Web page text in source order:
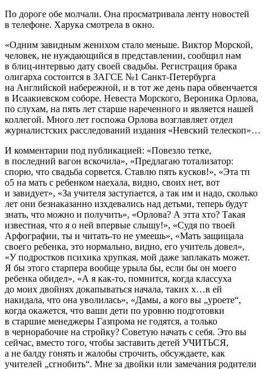
По дороге обе молчали. Она просматривала ленту новостей
в телефоне. Харука смотрела в окно.
«Одним завидным женихом стало меньше. Виктор Морской,
человек, не нуждающийся в представлении, сообщил нам
в блиц-интервью дату своей свадьбы. Регистрация брака
олигарха состоится в ЗАГСЕ №1 Санкт-Петербурга
на Английской набережной, и в тот же день пара обвенчается
в Исаакиевском соборе. Невеста Морского, Вероника Орлова,
по слухам, на пять лет старше нареченного и является нашей
коллегой. Много лет госпожа Орлова возглавляет отдел
журналистских расследований издания «Невский телескоп»…
И комментарии под публикацией: «Повезло тетке,
в последний вагон вскочила», «Предлагаю тотализатор:
спорю, что свадьба сорвется. Ставлю пять кусков!», «Эта тп
о5 на мать с ребенком наехала, видно, своих нет, вот
и завидует», «За учителя заступается, а так им и надо, сколько
лет они безнаказанно изхдевались над детьми, теперь будут
знать, что можно и получить», «Орлова? А этта хто? Такая
известная, что я о ней впервые слышу!», «Судя по твоей
Арфографии, ты и читать-то не умеешь», «Мать защищала
своего ребенка, это нормально, видно, его учитель довел»,
«Уподростков психика хрупкая, мой даже заплакать может.
Я бы этого старпера вообще урыла бы, если бы он моего
ребенка обидел», «А я как-то, помнится, когда классуха
до моих двойнях докапываться начала, таких х…в ей
накидала, что она уволилась», «Дамы, а кого вы „уроете“,
когда окажется, что ваши дети по уровню подготовки
в старшие менеджеры Газпрома не годятся, а только
в чернорабочие на стройку? Советую начать с себя. Это вы
сейчас, вместо того, чтобы заставить детей УЧИТЬСЯ,
а не балду гонять и жалобы строчить, обсуждаете, как
учителей „сгнобить“. Мне за двойки или замечания родители